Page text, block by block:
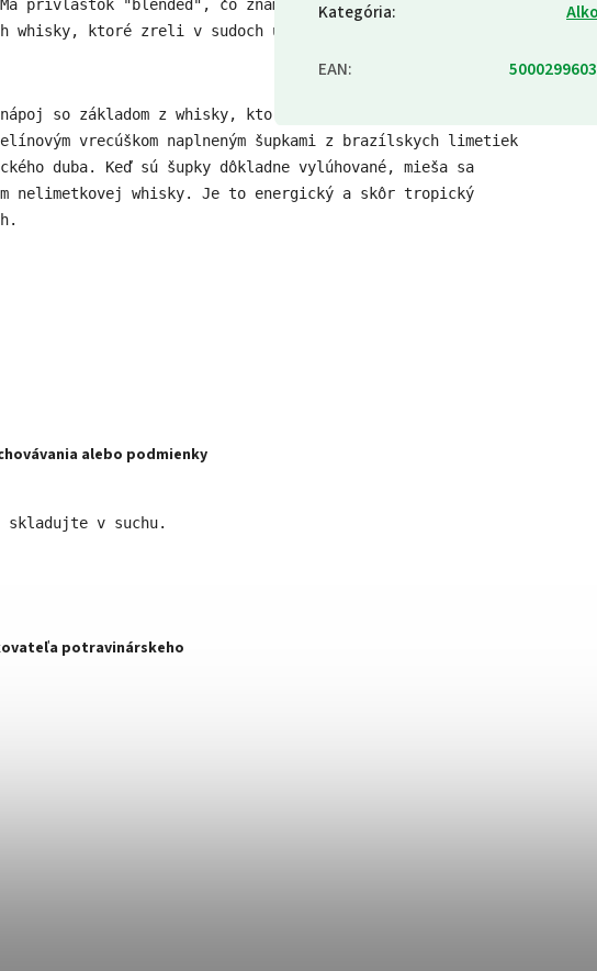
prívlastok "blended", čo znamená, že obsah fľaše je
whisky, ktoré zreli v sudoch určitý počet rokov.
so základom z whisky, ktorý sa vyrába zo špeciálnej
vrecúškom naplneným šupkami z brazílskych limetiek
duba. Keď sú šupky dôkladne vylúhované, mieša sa
nelimetkovej whisky. Je to energický a skôr tropický
alebo podmienky
skladujte v suchu.
potravinárskeho
Kategória:
EAN: